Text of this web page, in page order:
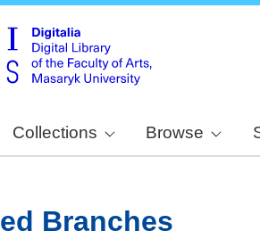
Collections Browse
Branches